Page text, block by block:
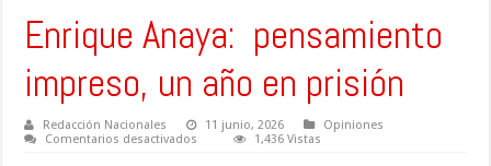
Enrique Anaya: pensamiento
impreso, un año en prisión
Redacción Nacionales 11 junio, 2026
Opiniones
Comentarios desactivados
1,436 Vistas